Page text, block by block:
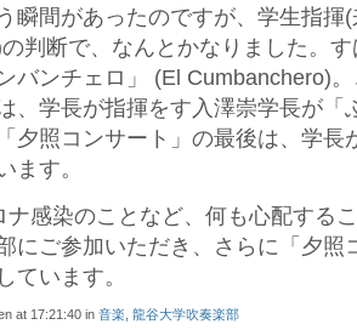
瞬間があったのですが、学生指揮
判断で、なんとかなりました。
バンチェロ」 (El Cumbanchero)
、学長が指揮をす入澤崇学長が「
夕照コンサート」の最後は、学長
ます。
ナ感染のことなど、何も心配する
にご参加いただき、さらに「夕照
ています。
at 17:21:40 in 音楽 龍谷大学吹奏楽部